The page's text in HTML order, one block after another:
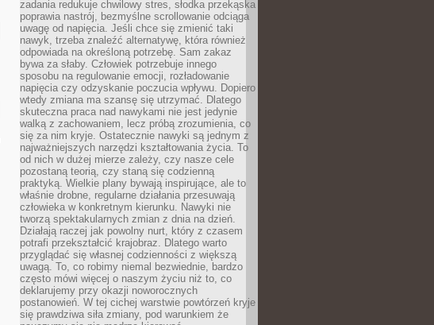
zadania redukuje chwilowy stres, słodka przekąska
poprawia nastrój, bezmyślne scrollowanie odciąga
uwagę od napięcia. Jeśli chce się zmienić taki
nawyk, trzeba znaleźć alternatywę, która również
odpowiada na określoną potrzebę. Sam zakaz
bywa za słaby. Człowiek potrzebuje innego
sposobu na regulowanie emocji, rozładowanie
napięcia czy odzyskanie poczucia wpływu. Dopiero
wtedy zmiana ma szansę się utrzymać. Dlatego
skuteczna praca nad nawykami nie jest jedynie
walką z zachowaniem, lecz próbą zrozumienia, co
się za nim kryje. Ostatecznie nawyki są jednym z
najważniejszych narzędzi kształtowania życia. To
od nich w dużej mierze zależy, czy nasze cele
pozostaną teorią, czy staną się codzienną
praktyką. Wielkie plany bywają inspirujące, ale to
właśnie drobne, regularne działania przesuwają
człowieka w konkretnym kierunku. Nawyki nie
tworzą spektakularnych zmian z dnia na dzień.
Działają raczej jak powolny nurt, który z czasem
potrafi przekształcić krajobraz. Dlatego warto
przyglądać się własnej codzienności z większą
uwagą. To, co robimy niemal bezwiednie, bardzo
często mówi więcej o naszym życiu niż to, co
deklarujemy przy okazji noworocznych
postanowień. W tej cichej warstwie powtórzeń kryje
się prawdziwa siła zmiany, pod warunkiem że